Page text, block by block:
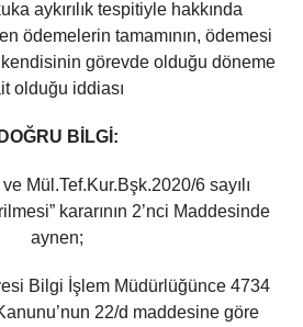
aykırılık tespitiyle hakkında
ödemelerin tamamının, ödemesi
görevde olduğu döneme
olduğu iddiası
DOĞRU BİLGİ:
Mül.Tef.Kur.Bşk.2020/6 sayılı
kararının 2’nci Maddesinde
aynen;
Bilgi İşlem Müdürlüğünce 4734
22/d maddesine göre